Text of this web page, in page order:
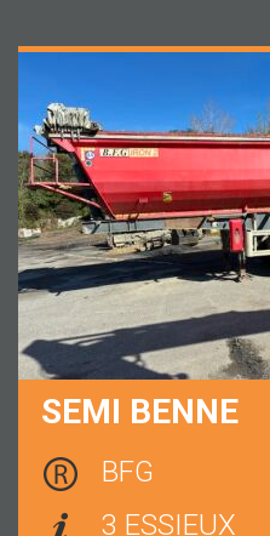
SEMI BENNE
BFG
3 ESSIEUX